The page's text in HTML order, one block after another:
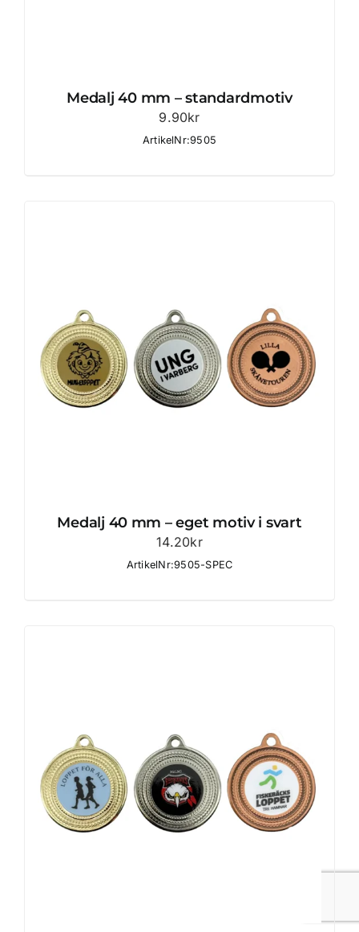
Medalj 40 mm – standardmotiv
9.90kr
ArtikelNr:9505
Medalj 40 mm – eget motiv i svart
14.20kr
ArtikelNr:9505-SPEC